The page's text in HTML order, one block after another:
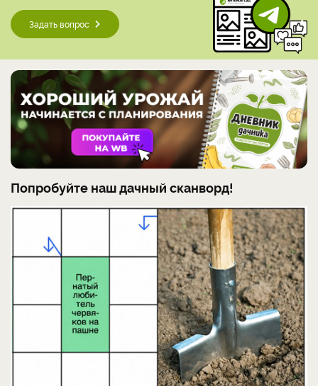
Задать вопрос
Попробуйте наш дачный сканворд!